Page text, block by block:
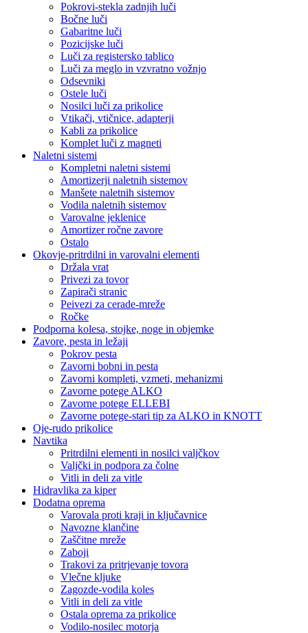
Pokrovi-stekla zadnjih luči
Bočne luči
Gabaritne luči
Pozicijske luči
Luči za registersko tablico
Luči za meglo in vzvratno vožnjo
Odsevniki
Ostele luči
Nosilci luči za prikolice
Vtikači, vtičnice, adapterji
Kabli za prikolice
Komplet luči z magneti
Naletni sistemi
Kompletni naletni sistemi
Amortizerji naletnih sistemov
Manšete naletnih sistemov
Vodila naletnih sistemov
Varovalne jeklenice
Amortizer ročne zavore
Ostalo
Okovje-pritrdilni in varovalni elementi
Držala vrat
Privezi za tovor
Zapirači stranic
Peivezi za cerade-mreže
Ročke
Podporna kolesa, stojke, noge in objemke
Zavore, pesta in ležaji
Pokrov pesta
Zavorni bobni in pesta
Zavorni kompleti, vzmeti, mehanizmi
Zavorne potege ALKO
Zavorne potege ELLEBI
Zavorne potege-stari tip za ALKO in KNOTT
Oje-rudo prikolice
Navtika
Pritrdilni elementi in nosilci valjčkov
Valjčki in podpora za čolne
Vitli in deli za vitle
Hidravlika za kiper
Dodatna oprema
Varovala proti kraji in ključavnice
Navozne klančine
Zaščitne mreže
Zaboji
Trakovi za pritrjevanje tovora
Vlečne kljuke
Zagozde-vodila koles
Vitli in deli za vitle
Ostala oprema za prikolice
Vodilo-nosilec motorja